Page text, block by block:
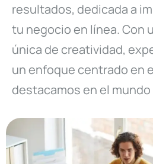
resultados, dedicada a
tu negocio en línea. Con
única de creatividad,
un enfoque centrado en
destacamos en el